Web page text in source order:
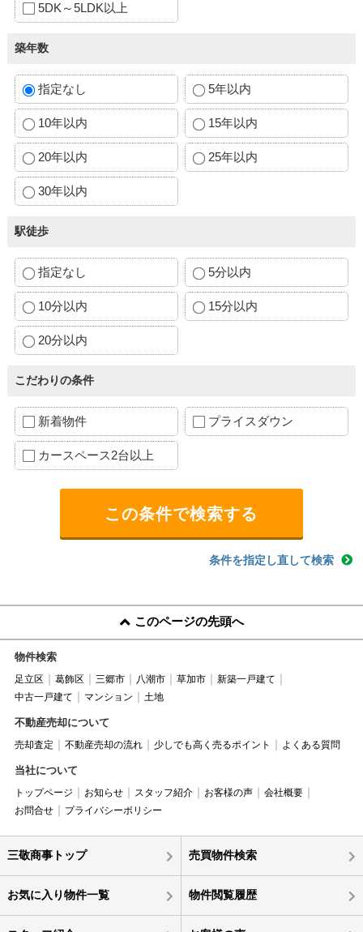
5DK～5LDK以上
築年数
指定なし 5年以内
10年以内 15年以内
20年以内 25年以内
30年以内
駅徒歩
指定なし 5分以内
10分以内 15分以内
20分以内
こだわりの条件
新着物件 プライスダウン
カースペース2台以上
条件を指定し直して検索
このページの先頭へ
物件検索
足立区 葛飾区 三郷市 八潮市 草加市
新築一戸建て
中古一戸建て
マンション 土地
不動産売却について
売却査定 不動産売却の流れ 少しでも高く売るポイント よくある質問
当社について
トップページ お知らせ スタッフ紹介 お客様の声
会社概要
お問合せ
プライバシーポリシー
三敬商事トップ 売買物件検索
お気に入り物件一覧 物件閲覧履歴